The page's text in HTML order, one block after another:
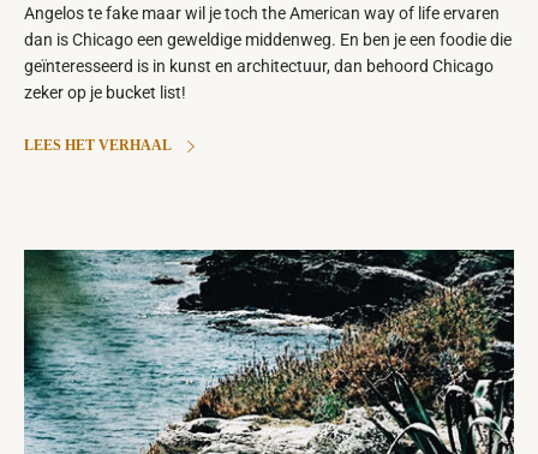
Angelos te fake maar wil je toch the American way of life ervaren
dan is Chicago een geweldige middenweg. En ben je een foodie die
geïnteresseerd is in kunst en architectuur, dan behoord Chicago
zeker op je bucket list!
LEES HET VERHAAL